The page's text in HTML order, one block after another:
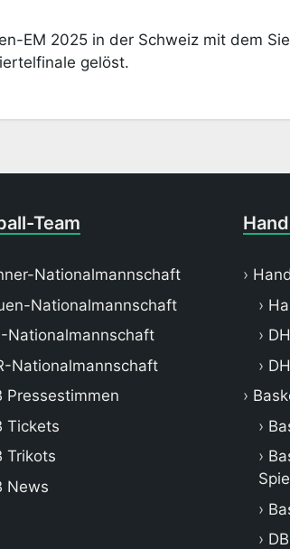
EM 2025 in der Schweiz mit dem
gelöst.
Team
Nationalmannschaft
Nationalmannschaft
Nationalmannschaft
Nationalmannschaft
Pressestimmen
Tickets
Trikots
News